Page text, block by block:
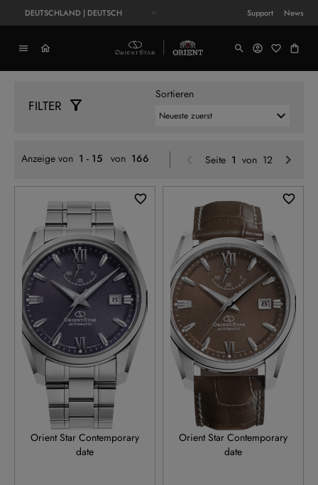
DEUTSCHLAND | DEUTSCH Support News
FILTER
Sortieren
Anzeige von 1 - 15 von 166 Zurück
Seite 1 von 12
RE-AU0112V
Orient Star Contemporary
date
RE-AU0113Y
Orient Star Contemporary
date